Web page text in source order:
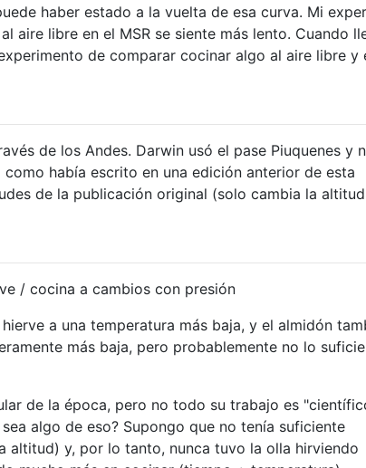
haber estado a la vuelta de esa curva. Mi
aire libre en el MSR se siente más lento. Cuando
de comparar cocinar algo al aire libre y
de los Andes. Darwin usó el pase Piuquenes y
había escrito en una edición anterior de esta
de la publicación original (solo cambia la
/ cocina a cambios con presión
a una temperatura más baja, y el almidón
más baja, pero probablemente no lo
de la época, pero no todo su trabajo es
algo de eso? Supongo que no tenía suficiente
altitud) y, por lo tanto, nunca tuvo la olla hirviendo